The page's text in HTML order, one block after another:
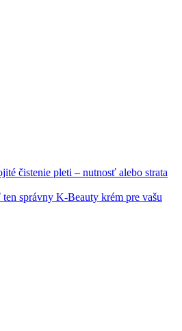
čistenie pleti – nutnosť alebo strata
správny K-Beauty krém pre vašu